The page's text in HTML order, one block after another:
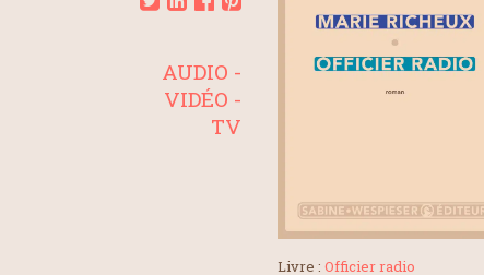
Livre : Officier radio
AUDIO -
VIDÉO -
TV